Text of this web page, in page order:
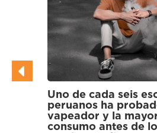
inicia su
los 15 años,
Científicos
en
los